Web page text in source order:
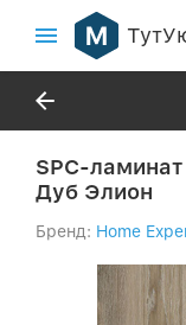
SPC-
Дуб Элион
Бренд: Home